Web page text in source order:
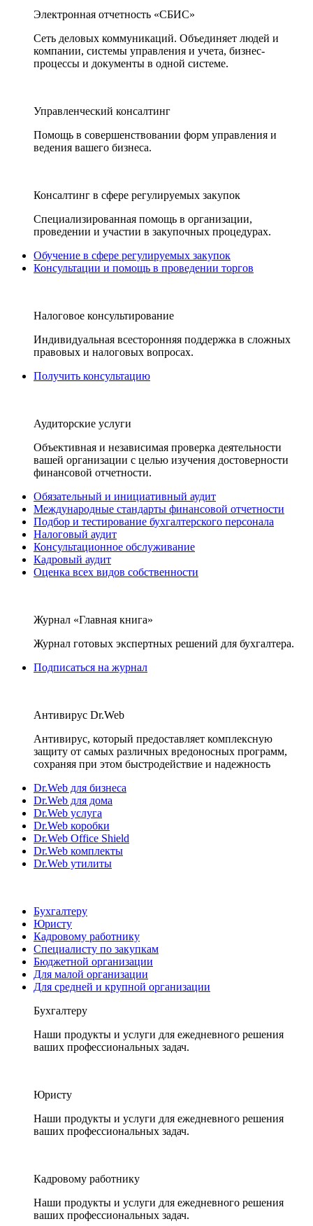
Электронная отчетность «СБИС»
Сеть деловых коммуникаций. Объединяет людей и
компании, системы управления и учета, бизнес-
процессы и документы в одной системе.
Управленческий консалтинг
Помощь в совершенствовании форм управления и
ведения вашего бизнеса.
Консалтинг в сфере регулируемых закупок
Специализированная помощь в организации,
проведении и участии в закупочных процедурах.
Обучение в сфере регулируемых закупок
Консультации и помощь в проведении торгов
Налоговое консультирование
Индивидуальная всесторонняя поддержка в сложных
правовых и налоговых вопросах.
Получить консультацию
Аудиторские услуги
Объективная и независимая проверка деятельности
вашей организации с целью изучения достоверности
финансовой отчетности.
Обязательный и инициативный аудит
Международные стандарты финансовой отчетности
Подбор и тестирование бухгалтерского персонала
Налоговый аудит
Консультационное обслуживание
Кадровый аудит
Оценка всех видов собственности
Журнал «Главная книга»
Журнал готовых экспертных решений для бухгалтера.
Подписаться на журнал
Антивирус Dr.Web
Антивирус, который предоставляет комплексную
защиту от самых различных вредоносных программ,
сохраняя при этом быстродействие и надежность
Dr.Web для бизнеса
Dr.Web для дома
Dr.Web услуга
Dr.Web коробки
Dr.Web Office Shield
Dr.Web комплекты
Dr.Web утилиты
Бухгалтеру
Юристу
Кадровому работнику
Специалисту по закупкам
Бюджетной организации
Для малой организации
Для средней и крупной организации
Бухгалтеру
Наши продукты и услуги для ежедневного решения
ваших профессиональных задач.
Юристу
Наши продукты и услуги для ежедневного решения
ваших профессиональных задач.
Кадровому работнику
Наши продукты и услуги для ежедневного решения
ваших профессиональных задач.